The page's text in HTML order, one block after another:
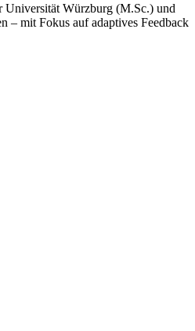
Universität Würzburg (M.Sc.) und
– mit Fokus auf adaptives Feedback